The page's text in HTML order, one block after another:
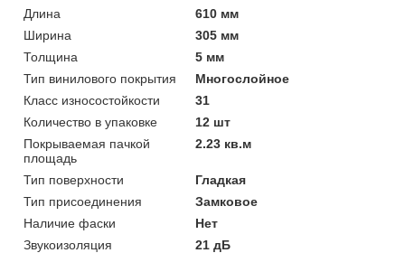
Длина
610 мм
Ширина
305 мм
Толщина
5 мм
Тип винилового покрытия
Многослойное
Класс износостойкости
31
Количество в упаковке
12 шт
Покрываемая пачкой
площадь
2.23 кв.м
Тип поверхности
Гладкая
Тип присоединения
Замковое
Наличие фаски
Нет
Звукоизоляция
21 дБ